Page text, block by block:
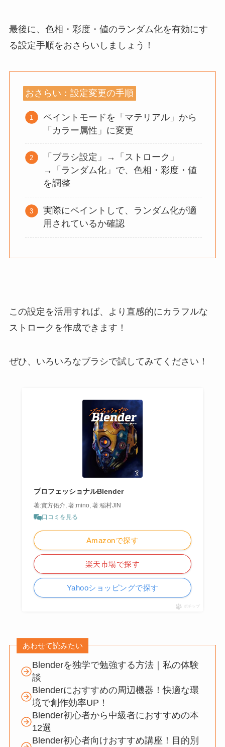
最後に、色相・彩度・値のランダム化を有効にす
る設定手順をおさらいしましょう！
おさらい：設定変更の手順
ペイントモードを「マテリアル」から
「カラー属性」に変更
「ブラシ設定」→「ストローク」
→「ランダム化」で、色相・彩度・値
を調整
実際にペイントして、ランダム化が適
用されているか確認
この設定を活用すれば、より直感的にカラフルな
ストロークを作成できます！
ぜひ、いろいろなブラシで試してみてください！
プロフェッショナルBlender
著:實方佑介, 著:mino, 著:稲村JIN
口コミを見る
Amazonで探す
楽天市場で探す
Yahooショッピングで探す
ポチップ
あわせて読みたい
Blenderを独学で勉強する方法｜私の体験
談
Blenderにおすすめの周辺機器！快適な環
境で創作効率UP！
Blender初心者から中級者におすすめの本
12選
Blender初心者向けおすすめ講座！目的別